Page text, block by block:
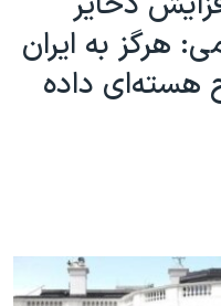
هرگز به ایران
هسته‌ای داده